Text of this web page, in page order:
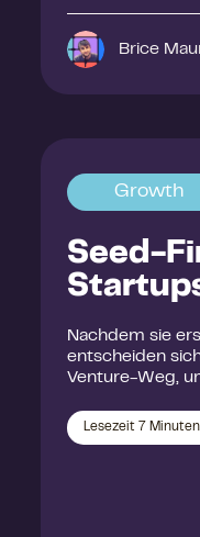
Brice
Growth
Seed-
Nachdem sie
entscheiden
Venture-Weg,
Lesezeit 7 Minuten